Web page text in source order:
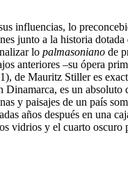
influencias, lo
junto a la historia
lo palmasonianode
anteriores –su ópera
de Mauritz Stiller es
es un
y paisajes de un país
años después en una
vidrios y el cuarto oscuro